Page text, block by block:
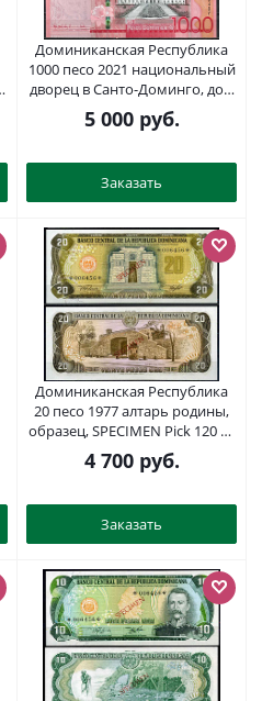
Доминиканская Республика
1000 песо 2021 национальный
дворец в Санто-Доминго, дом
Диего Колумба Pick 193 e
бумага UNC (пресс) 451-658-2
5 000руб.
Заказать
Доминиканская Республика
20 песо 1977 алтарь родины,
образец, SPECIMEN Pick 120 s1
бумага UNC (пресс) 451-811-2
4 700руб.
Заказать